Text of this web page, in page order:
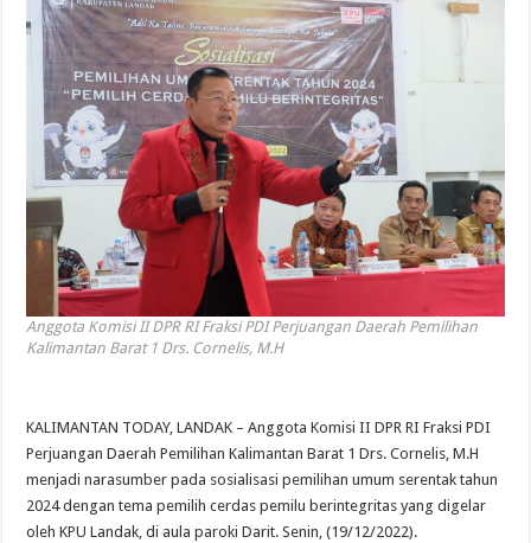
Anggota Komisi II DPR RI Fraksi PDI Perjuangan Daerah Pemilihan
Kalimantan Barat 1 Drs. Cornelis, M.H
KALIMANTAN TODAY, LANDAK – Anggota Komisi II DPR RI Fraksi PDI
Perjuangan Daerah Pemilihan Kalimantan Barat 1 Drs. Cornelis, M.H
menjadi narasumber pada sosialisasi pemilihan umum serentak tahun
2024 dengan tema pemilih cerdas pemilu berintegritas yang digelar
oleh KPU Landak, di aula paroki Darit. Senin, (19/12/2022).